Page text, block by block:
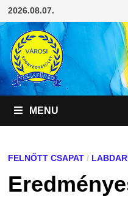
Skip
to
content
2026.08.07.
MENU
FELNŐTT CSAPAT/